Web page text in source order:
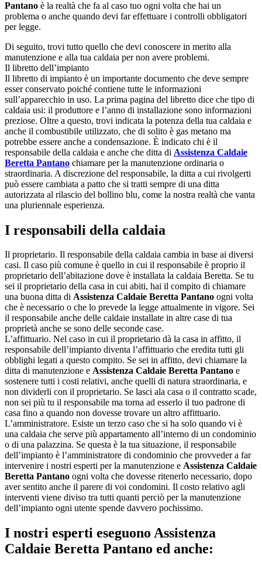
Pantano è la realtà che fa al caso tuo ogni volta che hai un
problema o anche quando devi far effettuare i controlli obbligatori
per legge.
Di seguito, trovi tutto quello che devi conoscere in merito alla
manutenzione e alla tua caldaia per non avere problemi.
Il libretto dell’impianto
Il libretto di impianto è un importante documento che deve sempre
esser conservato poiché contiene tutte le informazioni
sull’apparecchio in uso. La prima pagina del libretto dice che tipo di
caldaia usi: il produttore e l’anno di installazione sono informazioni
preziose. Oltre a questo, trovi indicata la potenza della tua caldaia e
anche il combustibile utilizzato, che di solito è gas metano ma
potrebbe essere anche a condensazione. È indicato chi è il
responsabile della caldaia e anche che ditta di Assistenza Caldaie
Beretta Pantano chiamare per la manutenzione ordinaria o
straordinaria. A discrezione del responsabile, la ditta a cui rivolgerti
può essere cambiata a patto che si tratti sempre di una ditta
autorizzata al rilascio del bollino blu, come la nostra realtà che vanta
una pluriennale esperienza.
I responsabili della caldaia
Il proprietario. Il responsabile della caldaia cambia in base ai diversi
casi. Il caso più comune è quello in cui il responsabile è proprio il
proprietario dell’abitazione dove è installata la caldaia Beretta. Se tu
sei il proprietario della casa in cui abiti, hai il compito di chiamare
una buona ditta di Assistenza Caldaie Beretta Pantano ogni volta
che è necessario o che lo prevede la legge attualmente in vigore. Sei
il responsabile anche delle caldaie installate in altre case di tua
proprietà anche se sono delle seconde case.
L’affittuario. Nel caso in cui il proprietario dà la casa in affitto, il
responsabile dell’impianto diventa l’affittuario che eredita tutti gli
obblighi legati a questo compito. Se sei in affitto, devi chiamare la
ditta di manutenzione e Assistenza Caldaie Beretta Pantano e
sostenere tutti i costi relativi, anche quelli di natura straordinaria, e
non dividerli con il proprietario. Se lasci ala casa o il contratto scade,
non sei più tu il responsabile ma torna ad esserlo il tuo padrone di
casa fino a quando non dovesse trovare un altro affittuario.
L’amministratore. Esiste un terzo caso che si ha solo quando vi è
una caldaia che serve più appartamento all’interno di un condominio
o di una palazzina. Se questa è la tua situazione, il responsabile
dell’impianto è l’amministratore di condominio che provveder a far
intervenire i nostri esperti per la manutenzione e Assistenza Caldaie
Beretta Pantano ogni volta che dovesse ritenerlo necessario, dopo
aver sentito anche il parere di voi condomini. Il costo relativo agli
interventi viene diviso tra tutti quanti perciò per la manutenzione
dell’impianto ogni utente spende davvero pochissimo.
I nostri esperti eseguono Assistenza
Caldaie Beretta Pantano ed anche: